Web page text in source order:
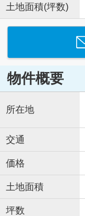
土地面積(坪数)
物件概要
所在地
交通
価格
土地面積
坪数